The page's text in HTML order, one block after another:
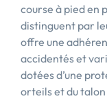
course à pied en
distinguent par
offre une
accidentés et
dotées d’une
orteils et du